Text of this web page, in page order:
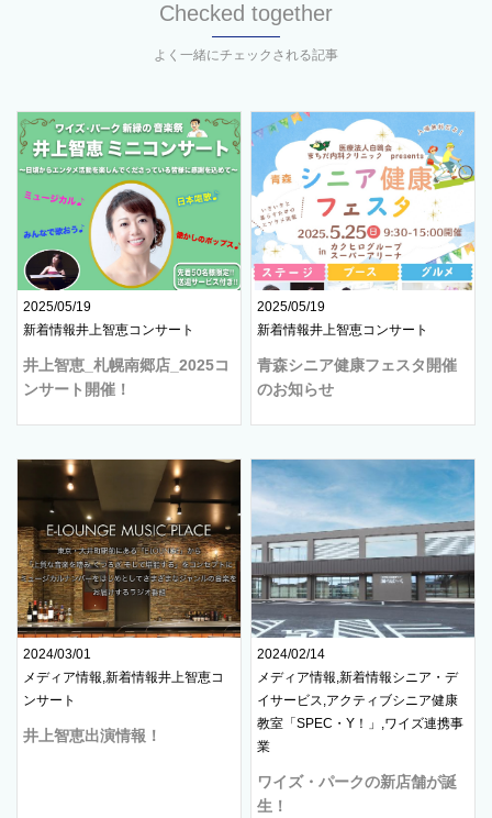
Checked together
よく一緒にチェックされる記事
2025/05/19
新着情報井上智恵コンサート
井上智恵_札幌南郷店_2025コ
ンサート開催！
2025/05/19
新着情報井上智恵コンサート
青森シニア健康フェスタ開催
のお知らせ
2024/03/01
メディア情報,新着情報井上智恵コ
ンサート
井上智恵出演情報！
2024/02/14
メディア情報,新着情報シニア・デ
イサービス,アクティブシニア健康
教室「SPEC・Y！」,ワイズ連携事
業
ワイズ・パークの新店舗が誕
生！